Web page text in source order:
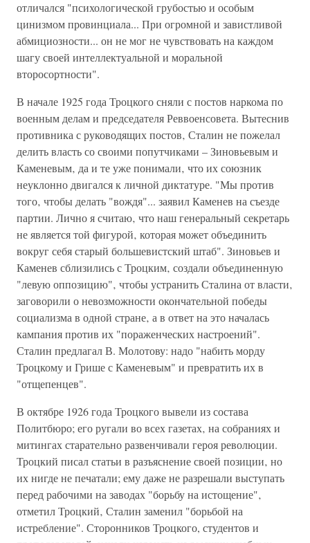
отличался "психологической грубостью и особым
цинизмом провинциала... При огромной и завистливой
абмициозности... он не мог не чувствовать на каждом
шагу своей интеллектуальной и моральной
второсортности".
В начале 1925 года Троцкого сняли с постов наркома по
военным делам и председателя Реввоенсовета. Вытеснив
противника с руководящих постов‚ Сталин не пожелал
делить власть со своими попутчиками – Зиновьевым и
Каменевым‚ да и те уже понимали‚ что их союзник
неуклонно двигался к личной диктатуре. "Мы против
того‚ чтобы делать "вождя"... заявил Каменев на съезде
партии. Лично я считаю‚ что наш генеральный секретарь
не является той фигурой‚ которая может объединить
вокруг себя старый большевистский штаб". Зиновьев и
Каменев сблизились с Троцким‚ создали объединенную
"левую оппозицию"‚ чтобы устранить Сталина от власти‚
заговорили о невозможности окончательной победы
социализма в одной стране‚ а в ответ на это началась
кампания против их "пораженческих настроений".
Сталин предлагал В. Молотову: надо "набить морду
Троцкому и Грише с Каменевым" и превратить их в
"отщепенцев".
В октябре 1926 года Троцкого вывели из состава
Политбюро; его ругали во всех газетах‚ на собраниях и
митингах старательно развенчивали героя революции.
Троцкий писал статьи в разъяснение своей позиции‚ но
их нигде не печатали; ему даже не разрешали выступать
перед рабочими на заводах "борьбу на истощение"‚
отметил Троцкий‚ Сталин заменил "борьбой на
истребление". Сторонников Троцкого, студентов и